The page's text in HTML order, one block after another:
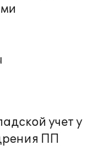
учет у
ПП